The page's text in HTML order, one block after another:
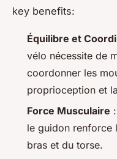
key benefits:
Équilibre et
vélo nécessite de
coordonner les
proprioception et
Force Musculaire
le guidon renforce
bras et du torse.